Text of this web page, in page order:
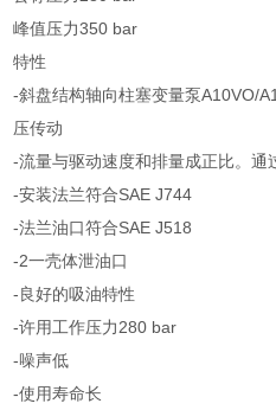
峰值压力350 bar
特性
-斜盘结构轴向柱塞变量泵A10VO/
压传动
-流量与驱动速度和排量成正比。
-安装法兰符合SAE J744
-法兰油口符合SAE J518
-2一壳体泄油口
-良好的吸油特性
-许用工作压力280 bar
-噪声低
-使用寿命长